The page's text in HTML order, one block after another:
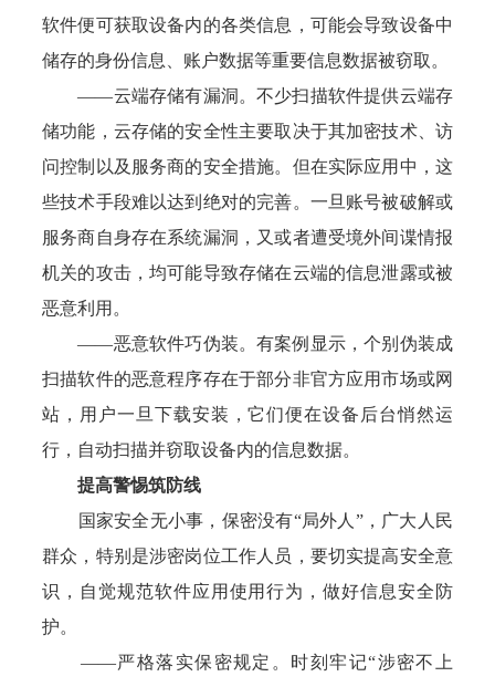
软件便可获取设备内的各类信息，可能会导致设备中
储存的身份信息、账户数据等重要信息数据被窃取。
——云端存储有漏洞。不少扫描软件提供云端存
储功能，云存储的安全性主要取决于其加密技术、访
问控制以及服务商的安全措施。但在实际应用中，这
些技术手段难以达到绝对的完善。一旦账号被破解或
服务商自身存在系统漏洞，又或者遭受境外间谍情报
机关的攻击，均可能导致存储在云端的信息泄露或被
恶意利用。
——恶意软件巧伪装。有案例显示，个别伪装成
扫描软件的恶意程序存在于部分非官方应用市场或网
站，用户一旦下载安装，它们便在设备后台悄然运
行，自动扫描并窃取设备内的信息数据。
提高警惕筑防线
国家安全无小事，保密没有“局外人”，广大人民
群众，特别是涉密岗位工作人员，要切实提高安全意
识，自觉规范软件应用使用行为，做好信息安全防
护。
——严格落实保密规定。时刻牢记“涉密不上